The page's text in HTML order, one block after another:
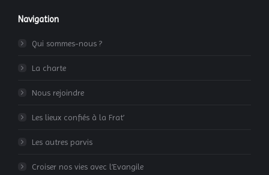
Navigation
Qui sommes-nous ?
La charte
Nous rejoindre
Les lieux confiés à la Frat’
Les autres parvis
Croiser nos vies avec l’Evangile